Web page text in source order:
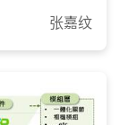
张嘉纹